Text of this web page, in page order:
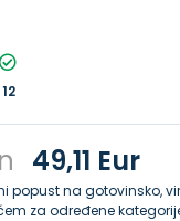
12
49,11 Eur
popust na gotovinsko,
za određene